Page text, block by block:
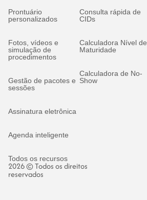
Prontuário
personalizados
Fotos, vídeos e
simulação de
procedimentos
Gestão de pacotes e
sessões
Assinatura eletrônica
Agenda inteligente
Todos os recursos
Consulta rápida de
CIDs
Calculadora Nível de
Maturidade
Calculadora de No-
Show
2026 © Todos os direitos
reservados